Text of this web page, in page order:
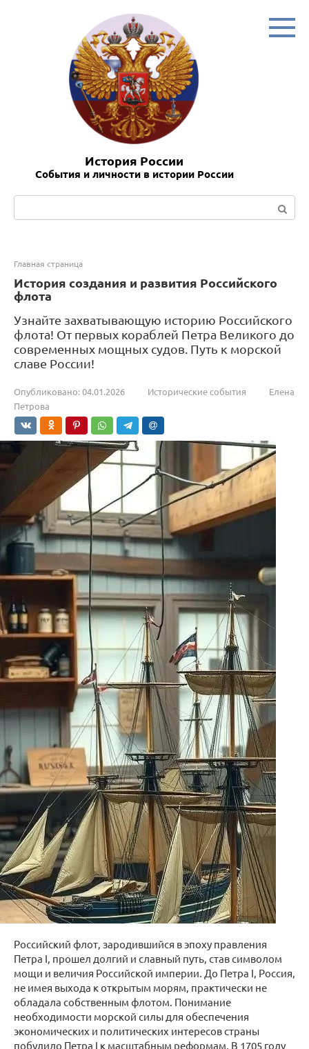
История России
События и личности в истории России
Поиск:
Главная страница
История создания и развития Российского
флота
Узнайте захватывающую историю Российского
флота! От первых кораблей Петра Великого до
современных мощных судов. Путь к морской
славе России!
Опубликовано:04.01.2026 Исторические события
Елена
Петрова
Российский флот, зародившийся в эпоху правления
Петра I, прошел долгий и славный путь, став символом
мощи и величия Российской империи. До Петра I, Россия,
не имея выхода к открытым морям, практически не
обладала собственным флотом. Понимание
необходимости морской силы для обеспечения
экономических и политических интересов страны
побудило Петра I к масштабным реформам. В 1705 году